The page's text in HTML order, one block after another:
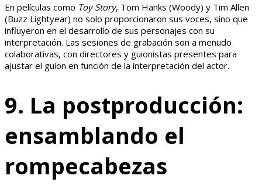
En películas como Toy Story, Tom Hanks (Woody) y Tim Allen
(Buzz Lightyear) no solo proporcionaron sus voces, sino que
influyeron en el desarrollo de sus personajes con su
interpretación. Las sesiones de grabación son a menudo
colaborativas, con directores y guionistas presentes para
ajustar el guion en función de la interpretación del actor.
9. La postproducción:
ensamblando el
rompecabezas